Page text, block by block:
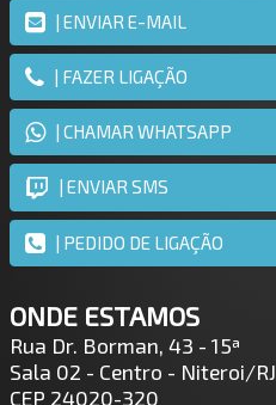
| ENVIAR E-MAIL
| FAZER LIGAÇÃO
| CHAMAR WHATSAPP
| ENVIAR SMS
| PEDIDO DE LIGAÇÃO
ONDE ESTAMOS
Rua Dr. Borman, 43 - 15ª
Sala 02 - Centro - Niteroi/RJ
CEP 24020-320